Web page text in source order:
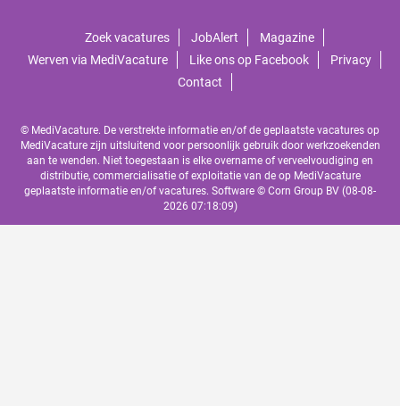
Zoek vacatures JobAlert
Magazine
Werven via MediVacature
Like ons op Facebook
Privacy
Contact
© MediVacature. De verstrekte informatie en/of de geplaatste vacatures op
MediVacature zijn uitsluitend voor persoonlijk gebruik door werkzoekenden
aan te wenden. Niet toegestaan is elke overname of verveelvoudiging en
distributie, commercialisatie of exploitatie van de op MediVacature
geplaatste informatie en/of vacatures. Software © Corn Group BV (08-08-
2026 07:18:09)